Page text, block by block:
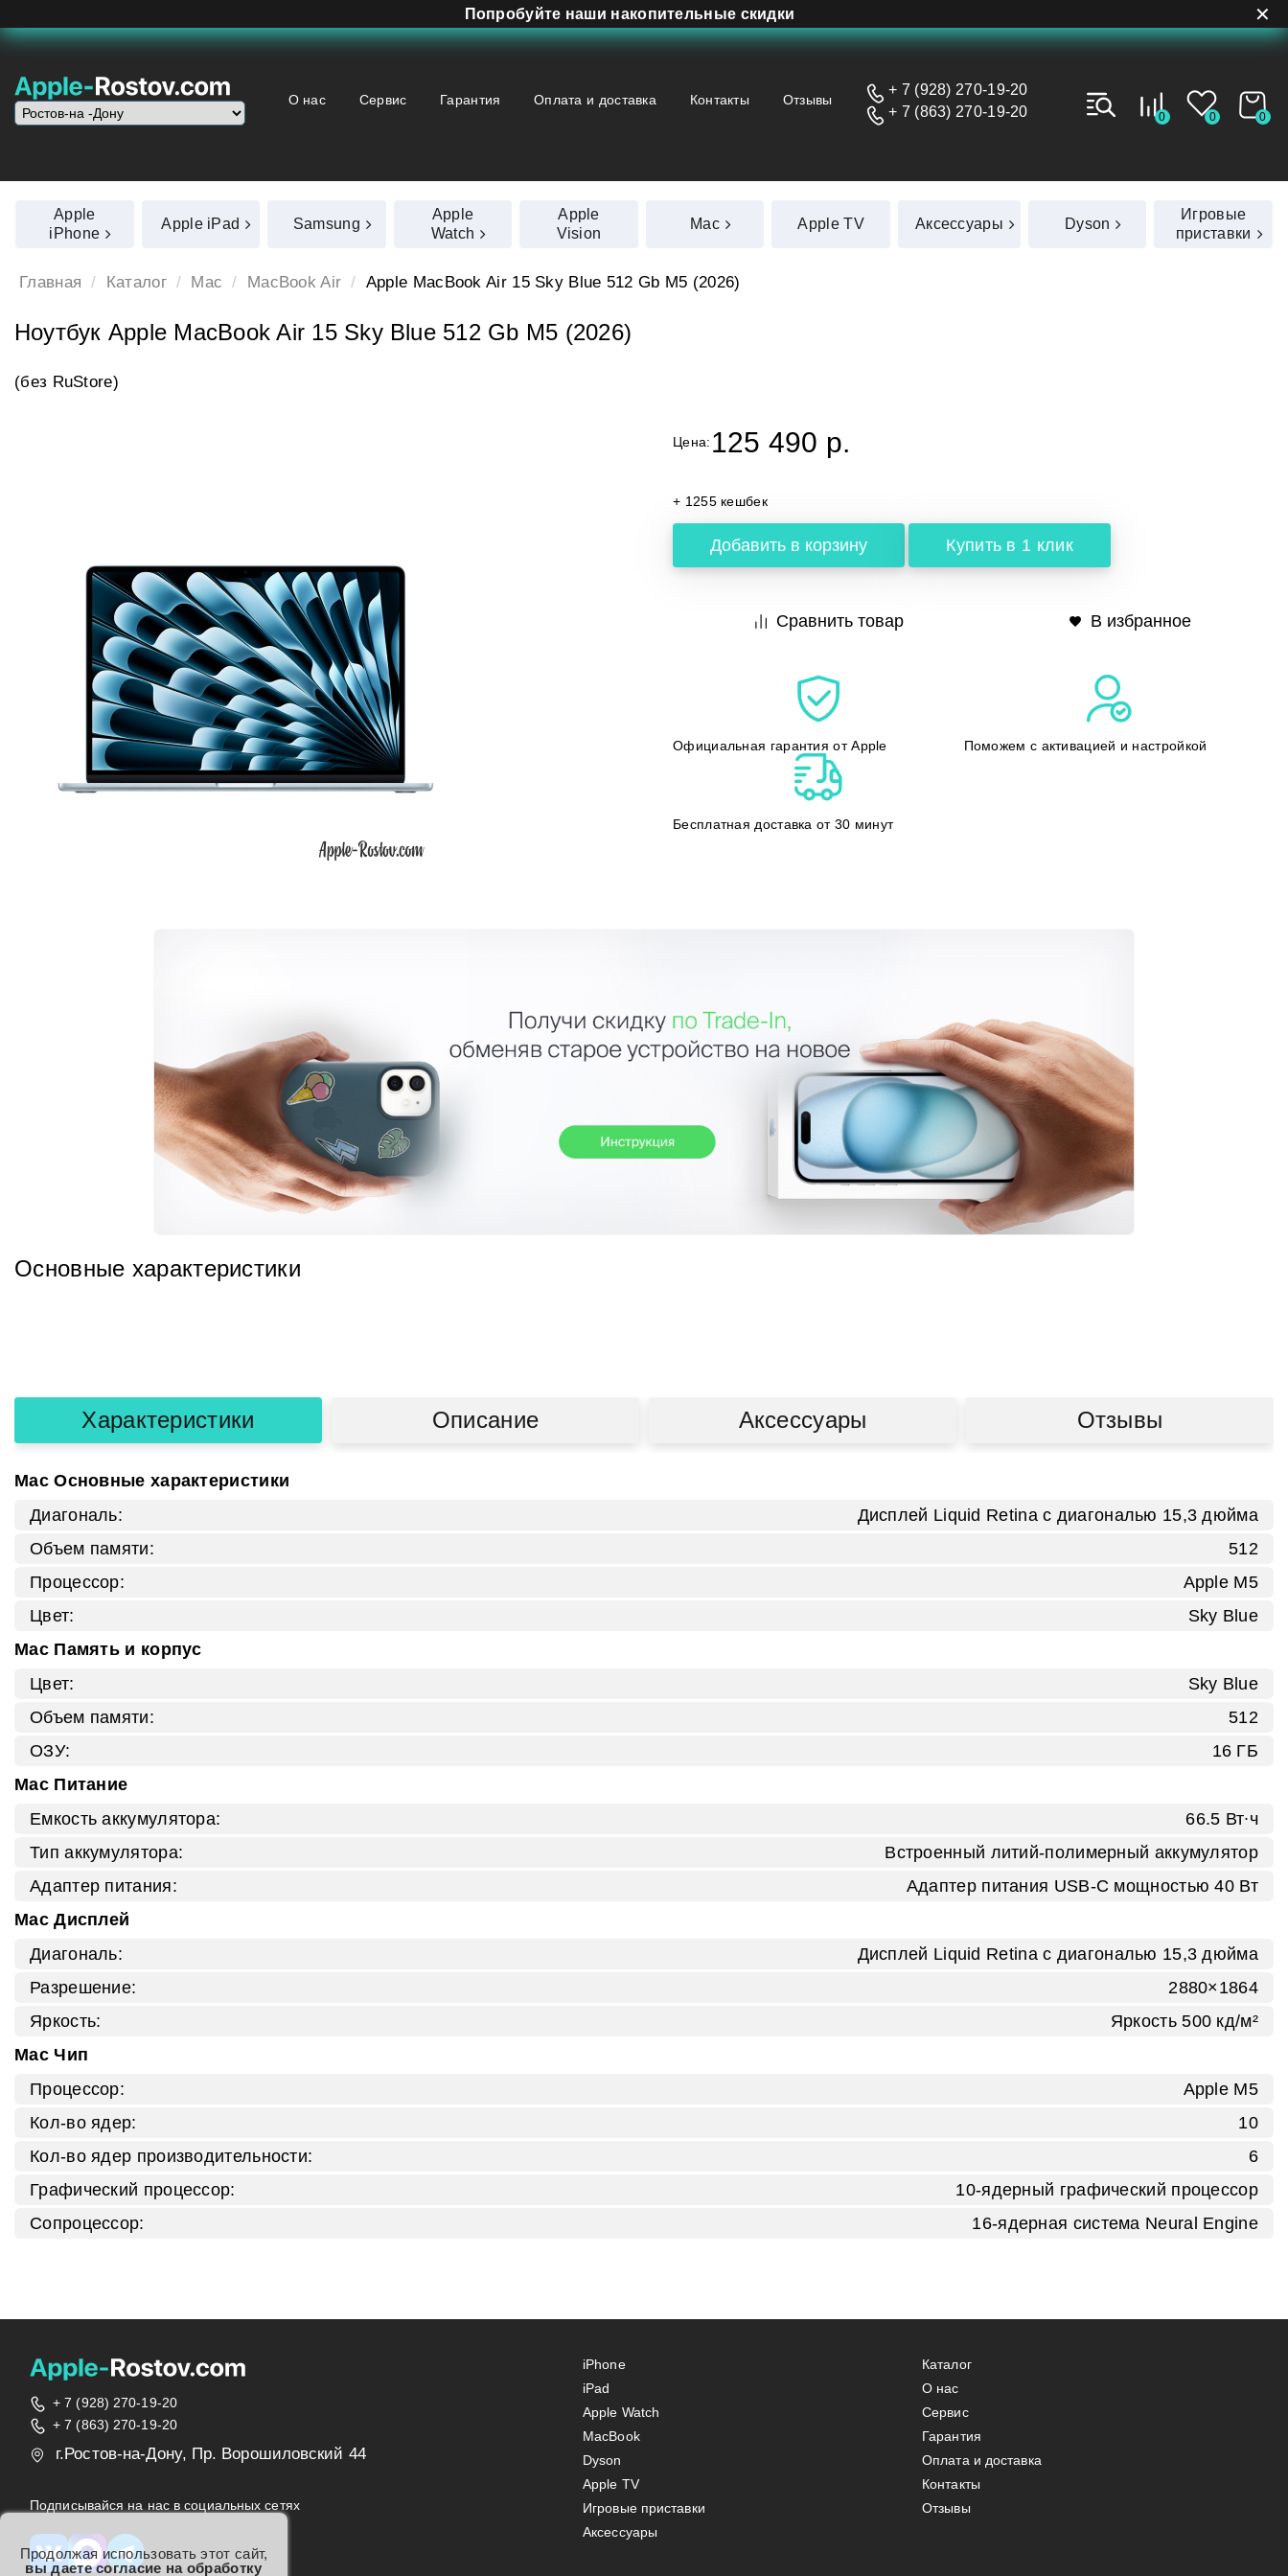
✕
Попробуйте наши накопительные скидки
О нас Сервис Гарантия Оплата и доставка Контакты Отзывы
+ 7 (928) 270-19-20
+ 7 (863) 270-19-20
0 0 0
Apple
iPhone
Apple iPad Samsung
Apple
Watch
Apple
Vision
Mac Apple TV Аксессуары Dyson
Игровые
приставки
Главная Каталог Mac MacBook Air Apple MacBook Air 15 Sky Blue 512 Gb M5 (2026)
Ноутбук Apple MacBook Air 15 Sky Blue 512 Gb M5 (2026)
(без RuStore)
Цена: 125 490 p.
+ 1255 кешбек
Добавить в корзину Купить в 1 клик
Сравнить товар В избранное
Официальная гарантия от Apple Поможем с активацией и настройкой
Бесплатная доставка от 30 минут
Основные характеристики
Характеристики Описание Аксессуары Отзывы
Mac Основные характеристики
Диагональ:
Дисплей Liquid Retina с диагональю 15,3 дюйма
Объем памяти:
512
Процессор:
Apple M5
Цвет:
Sky Blue
Mac Память и корпус
Цвет:
Sky Blue
Объем памяти:
512
ОЗУ:
16 ГБ
Mac Питание
Емкость аккумулятора:
66.5 Вт∙ч
Тип аккумулятора:
Встроенный литий‑полимерный аккумулятор
Адаптер питания:
Адаптер питания USB‑C мощностью 40 Вт
Mac Дисплей
Диагональ:
Дисплей Liquid Retina с диагональю 15,3 дюйма
Разрешение:
2880×1864
Яркость:
Яркость 500 кд/м²
Mac Чип
Процессор:
Apple M5
Кол-во ядер:
10
Кол-во ядер производительности:
6
Графический процессор:
10‑ядерный графический процессор
Сопроцессор:
16‑ядерная система Neural Engine
+ 7 (928) 270-19-20
+ 7 (863) 270-19-20
г.Ростов-на-Дону, Пр. Ворошиловский 44
Подписывайся на нас в социальных сетях
iPhone
iPad
Apple Watch
MacBook
Dyson
Apple TV
Игровые приставки
Аксессуары
Каталог
О нас
Сервис
Гарантия
Оплата и доставка
Контакты
Отзывы
Продолжая использовать этот сайт,
вы даете согласие на обработку